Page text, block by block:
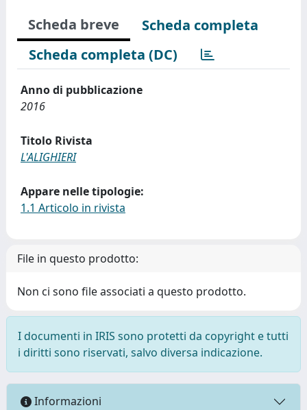
Scheda breve
Scheda completa
Scheda completa (DC)
Anno di pubblicazione
2016
Titolo Rivista
L'ALIGHIERI
Appare nelle tipologie:
1.1 Articolo in rivista
File in questo prodotto:
Non ci sono file associati a questo prodotto.
I documenti in IRIS sono protetti da copyright e tutti
i diritti sono riservati, salvo diversa indicazione.
Informazioni